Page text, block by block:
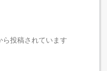
など、さまざまなア
施設の一部の客室で
物をご用意しており
スアメニティが備え
ます。 食事に出かけ
的な料理の選択肢を
ら投稿されています